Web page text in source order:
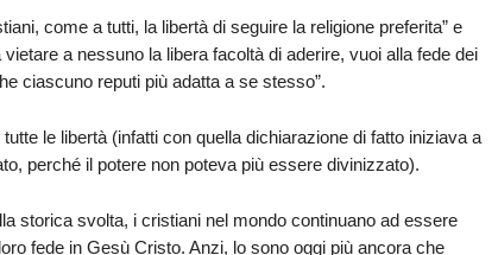
come a tutti, la libertà di seguire la religione preferita” e
a nessuno la libera facoltà di aderire, vuoi alla fede dei
ciascuno reputi più adatta a se stesso”.
le libertà (infatti con quella dichiarazione di fatto iniziava a
perché il potere non poteva più essere divinizzato).
storica svolta, i cristiani nel mondo continuano ad essere
fede in Gesù Cristo. Anzi, lo sono oggi più ancora che